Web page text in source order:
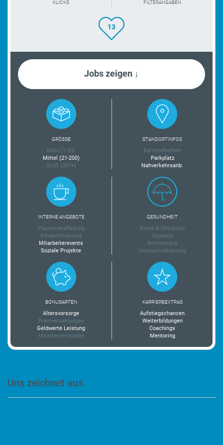
KLICKS FILTERANGABEN
13
Jobs zeigen ↓
GRÖSSE
Klein (1-20)
Mittel (21-200)
Groß (201+)
STANDORTINFOS
Barrierefreiheit
Parkplatz
Nahverkehrsanb.
INTERNE ANGEBOTE
Pausenverpflegung
Kinderbetreuung
Mitarbeiterevents
Soziale Projekte
GESUNDHEIT
Kurse & Checkups
Coupons
Betriebsarzt
Unpässlichkeitstag
BONUSARTEN
Altersvorsorge
Prämienzahlungen
Geldwerte Leistung
Mitarbeiterrabatte
KARRIEREEXTRAS
Aufstiegschancen
Weiterbildungen
Coachings
Mentoring
Uns zeichnet aus